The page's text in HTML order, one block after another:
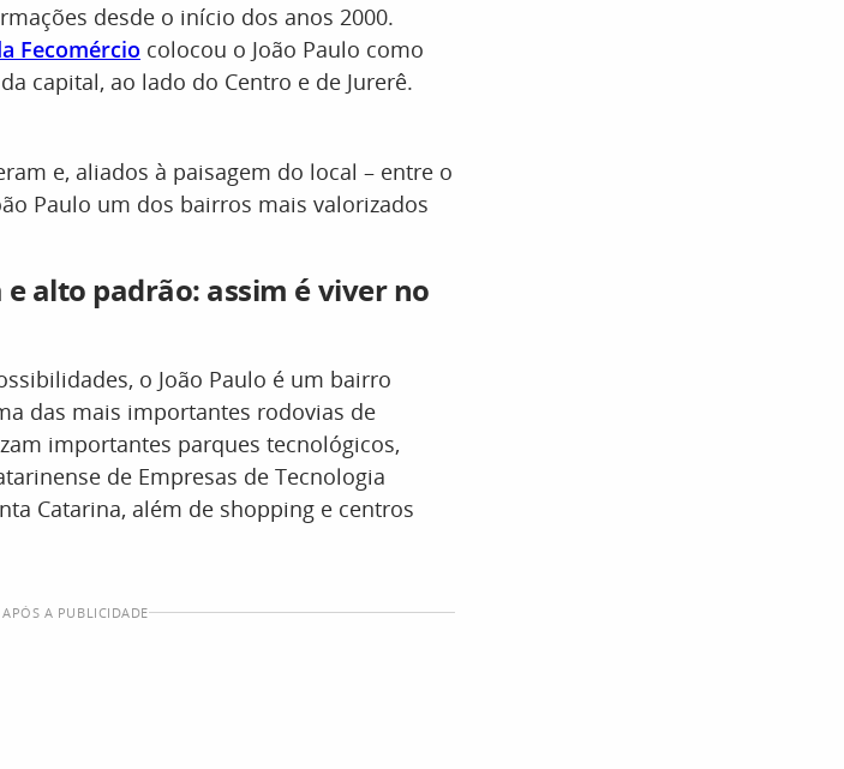
desde o início dos anos 2000.
Fecomércio colocou o João Paulo como
capital, ao lado do Centro e de Jurerê.
e, aliados à paisagem do local – entre o
Paulo um dos bairros mais valorizados
alto padrão: assim é viver no
o João Paulo é um bairro
das mais importantes rodovias de
importantes parques tecnológicos,
de Empresas de Tecnologia
Catarina, além de shopping e centros
A PUBLICIDADE